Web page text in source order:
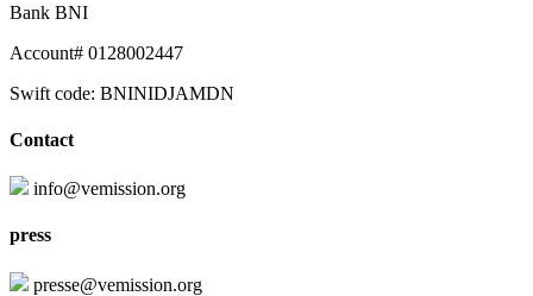
Bank BNI
Account# 0128002447
Swift code: BNINIDJAMDN
Contact
info@vemission.org
press
presse@vemission.org